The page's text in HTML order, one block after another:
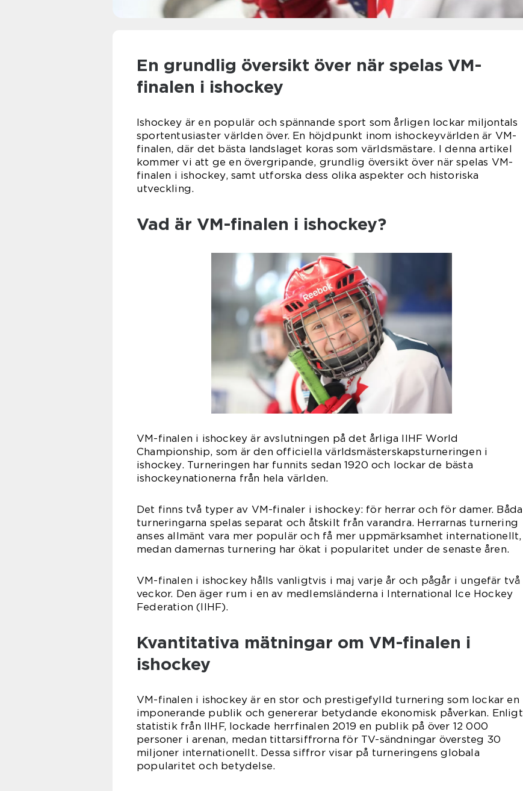
En grundlig översikt över när spelas VM-
finalen i ishockey
Ishockey är en populär och spännande sport som årligen lockar miljontals
sportentusiaster världen över. En höjdpunkt inom ishockeyvärlden är VM-
finalen, där det bästa landslaget koras som världsmästare. I denna artikel
kommer vi att ge en övergripande, grundlig översikt över när spelas VM-
finalen i ishockey, samt utforska dess olika aspekter och historiska
utveckling.
Vad är VM-finalen i ishockey?
VM-finalen i ishockey är avslutningen på det årliga IIHF World
Championship, som är den officiella världsmästerskapsturneringen i
ishockey. Turneringen har funnits sedan 1920 och lockar de bästa
ishockeynationerna från hela världen.
Det finns två typer av VM-finaler i ishockey: för herrar och för damer. Båda
turneringarna spelas separat och åtskilt från varandra. Herrarnas turnering
anses allmänt vara mer populär och få mer uppmärksamhet internationellt,
medan damernas turnering har ökat i popularitet under de senaste åren.
VM-finalen i ishockey hålls vanligtvis i maj varje år och pågår i ungefär två
veckor. Den äger rum i en av medlemsländerna i International Ice Hockey
Federation (IIHF).
Kvantitativa mätningar om VM-finalen i
ishockey
VM-finalen i ishockey är en stor och prestigefylld turnering som lockar en
imponerande publik och genererar betydande ekonomisk påverkan. Enligt
statistik från IIHF, lockade herrfinalen 2019 en publik på över 12 000
personer i arenan, medan tittarsiffrorna för TV-sändningar översteg 30
miljoner internationellt. Dessa siffror visar på turneringens globala
popularitet och betydelse.